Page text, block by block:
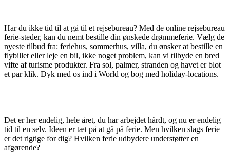
Har du ikke tid til at gå til et rejsebureau? Med de online rejsebureau
ferie-steder, kan du nemt bestille din ønskede drømmeferie. Vælg de
nyeste tilbud fra: feriehus, sommerhus, villa, du ønsker at bestille en
flybillet eller leje en bil, ikke noget problem, kan vi tilbyde en bred
vifte af turisme produkter. Fra sol, palmer, stranden og havet er blot
et par klik. Dyk med os ind i World og bog med holiday-locations.
Det er her endelig, hele året, du har arbejdet hårdt, og nu er endelig
tid til en selv. Ideen er tæt på at gå på ferie. Men hvilken slags ferie
er det rigtige for dig? Hvilken ferie udbydere understøtter en
afgørende?